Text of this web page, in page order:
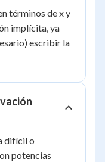
términos de x y
implícita, ya
escribir la
difícil o
potencias